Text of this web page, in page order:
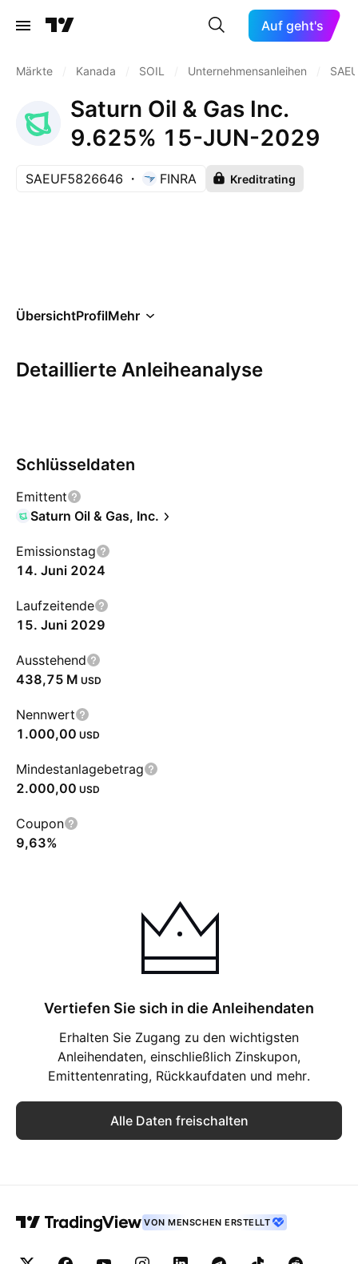
Auf geht's
Märkte Kanada SOIL Unternehmensanleihen
Saturn Oil & Gas Inc.
9.625% 15-JUN-2029
SAEUF5826646 FINRA Kreditrating
ÜbersichtProfilMehr
Detaillierte Anleiheanalyse
Schlüsseldaten
Emittent
Saturn Oil & Gas, Inc.
Emissionstag
14. Juni 2024
Laufzeitende
15. Juni 2029
Ausstehend
‪438,75 M‬ USD
Nennwert
1.000,00 USD
Mindestanlagebetrag
2.000,00 USD
Coupon
9,63%
Vertiefen Sie sich in die Anleihendaten
Erhalten Sie Zugang zu den wichtigsten
Anleihendaten, einschließlich Zinskupon,
Emittentenrating, Rückkaufdaten und mehr.
Alle Daten freischalten
VON MENSCHEN ERSTELLT